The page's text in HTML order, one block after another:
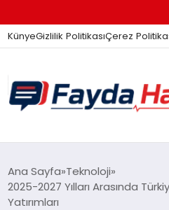
KünyeGizlilik PolitikasıÇerez
GÜNDEM
Ana Sayfa Teknoloji
2025-2027 Yılları Arasında
Yatırımları